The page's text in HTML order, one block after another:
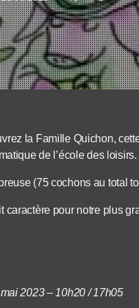
la Famille Quichon,
de l’école des loisirs.
(75 cochons au total
caractère pour notre plus
2023 – 10h20 / 17h05